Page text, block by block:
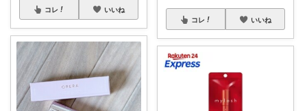
コレ いいね
コレ いいね